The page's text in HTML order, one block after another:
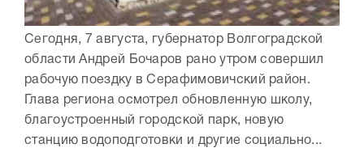
Сегодня, 7 августа, губернатор Волгоградской
области Андрей Бочаров рано утром совершил
рабочую поездку в Серафимовичский район.
Глава региона осмотрел обновленную школу,
благоустроенный городской парк, новую
станцию водоподготовки и другие социально...